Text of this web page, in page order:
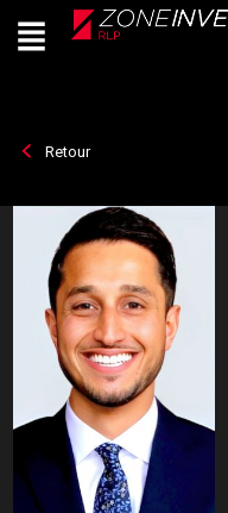
Live
En Direct
Menu
Retour